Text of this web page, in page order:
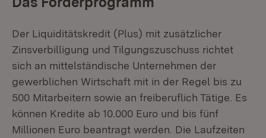
Der Liquiditätskredit (Plus) mit zusätzlicher
Zinsverbilligung und Tilgungszuschuss richtet
sich an mittelständische Unternehmen der
gewerblichen Wirtschaft mit in der Regel bis zu
500 Mitarbeitern sowie an freiberuflich Tätige. Es
können Kredite ab 10.000 Euro und bis fünf
Millionen Euro beantragt werden. Die Laufzeiten